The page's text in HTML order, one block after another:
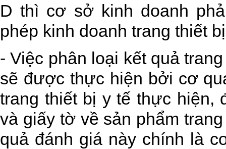
D thì cơ sở kinh doanh
phép kinh doanh trang thiết
- Việc phân loại kết quả
sẽ được thực hiện bởi cơ
trang thiết bị y tế thực hiện,
và giấy tờ về sản phẩm
quả đánh giá này chính là